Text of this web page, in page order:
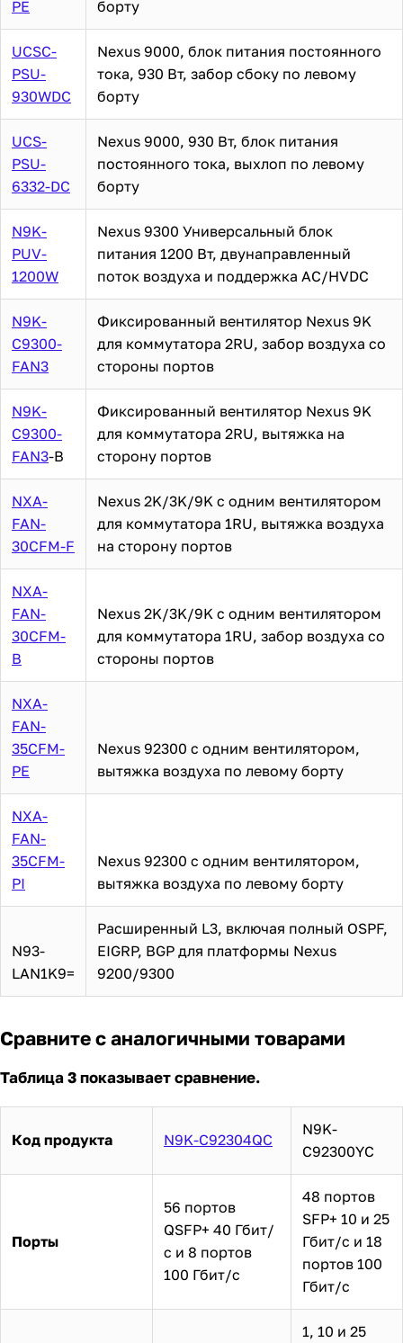
PE борту
UCSC-
PSU-
930WDC
Nexus 9000, блок питания постоянного
тока, 930 Вт, забор сбоку по левому
борту
UCS-
PSU-
6332-DC
Nexus 9000, 930 Вт, блок питания
постоянного тока, выхлоп по левому
борту
N9K-
PUV-
1200W
Nexus 9300 Универсальный блок
питания 1200 Вт, двунаправленный
поток воздуха и поддержка AC/HVDC
N9K-
C9300-
FAN3
Фиксированный вентилятор Nexus 9K
для коммутатора 2RU, забор воздуха со
стороны портов
N9K-
C9300-
FAN3-B
Фиксированный вентилятор Nexus 9K
для коммутатора 2RU, вытяжка на
сторону портов
NXA-
FAN-
30CFM-F
Nexus 2K/3K/9K с одним вентилятором
для коммутатора 1RU, вытяжка воздуха
на сторону портов
NXA-
FAN-
30CFM-
B
Nexus 2K/3K/9K с одним вентилятором
для коммутатора 1RU, забор воздуха со
стороны портов
NXA-
FAN-
35CFM-
PE
Nexus 92300 с одним вентилятором,
вытяжка воздуха по левому борту
NXA-
FAN-
35CFM-
PI
Nexus 92300 с одним вентилятором,
вытяжка воздуха по левому борту
N93-
LAN1K9=
Расширенный L3, включая полный OSPF,
EIGRP, BGP для платформы Nexus
9200/9300
Сравните с аналогичными товарами
Таблица 3 показывает сравнение.
Код продукта N9K-C92304QC
N9K-
C92300YC
Порты
56 портов
QSFP+ 40 Гбит/
с и 8 портов
100 Гбит/с
48 портов
SFP+ 10 и 25
Гбит/с и 18
портов 100
Гбит/с
1, 10 и 25